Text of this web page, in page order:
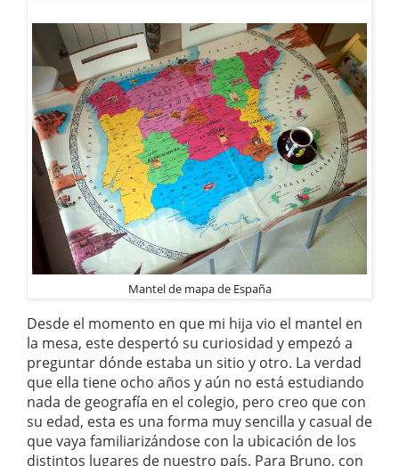
Mantel de mapa de España
Desde el momento en que mi hija vio el mantel en
la mesa, este despertó su curiosidad y empezó a
preguntar dónde estaba un sitio y otro. La verdad
que ella tiene ocho años y aún no está estudiando
nada de geografía en el colegio, pero creo que con
su edad, esta es una forma muy sencilla y casual de
que vaya familiarizándose con la ubicación de los
distintos lugares de nuestro país. Para Bruno, con